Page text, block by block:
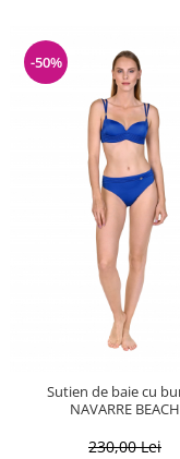
-50%
Sutien de baie cu
NAVARRE BEACH
230,00 Lei